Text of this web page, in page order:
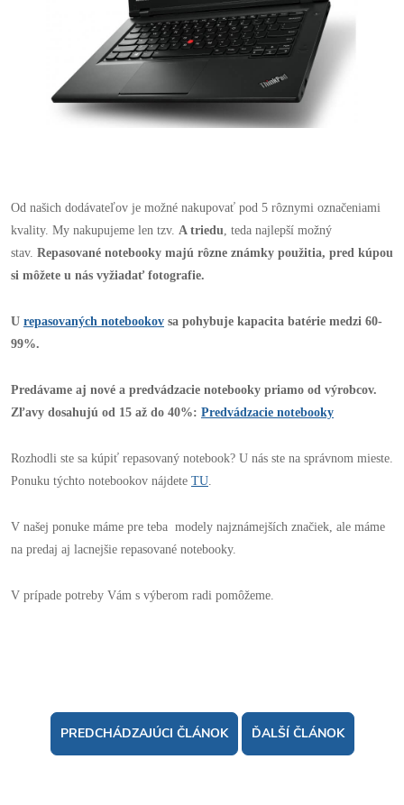
Od našich dodávateľov je možné nakupovať pod 5 rôznymi označeniami
kvality. My nakupujeme len tzv. A triedu, teda najlepší možný
stav. Repasované notebooky majú rôzne známky použitia, pred kúpou
si môžete u nás vyžiadať fotografie.
U repasovaných notebookov sa pohybuje kapacita batérie medzi 60-
99%.
Predávame aj nové a predvádzacie notebooky priamo od výrobcov.
Zľavy dosahujú od 15 až do 40%: Predvádzacie notebooky
Rozhodli ste sa kúpiť repasovaný notebook? U nás ste na správnom mieste.
Ponuku týchto notebookov nájdete TU.
V našej ponuke máme pre teba modely najznámejších značiek, ale máme
na predaj aj lacnejšie repasované notebooky.
V prípade potreby Vám s výberom radi pomôžeme.
PREDCHÁDZAJÚCI ČLÁNOK ĎALŠÍ ČLÁNOK